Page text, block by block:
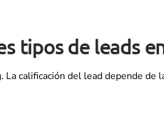
tipos de leads
calificación del lead depende